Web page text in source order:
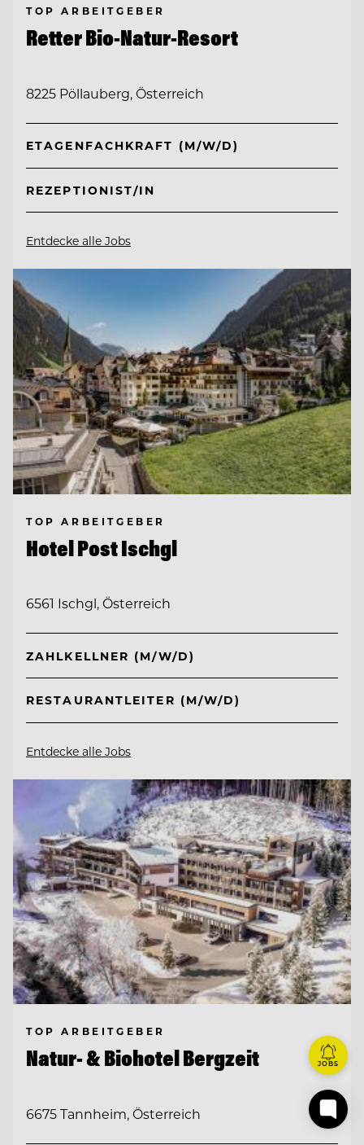
TOP ARBEITGEBER
Retter Bio-Natur-Resort
8225 Pöllauberg, Österreich
ETAGENFACHKRAFT (M/W/D)
REZEPTIONIST/IN
Entdecke alle Jobs
TOP ARBEITGEBER
Hotel Post Ischgl
6561 Ischgl, Österreich
ZAHLKELLNER (M/W/D)
RESTAURANTLEITER (M/W/D)
Entdecke alle Jobs
TOP ARBEITGEBER
Natur- & Biohotel Bergzeit
6675 Tannheim, Österreich
JOBS